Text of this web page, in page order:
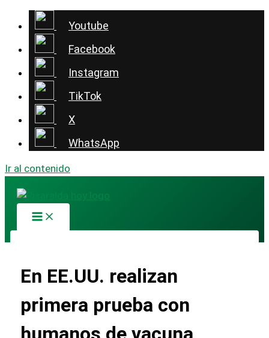
Youtube
Facebook
Instagram
TikTok
X
WhatsApp
Ir al contenido
En EE.UU. realizan
primera prueba con